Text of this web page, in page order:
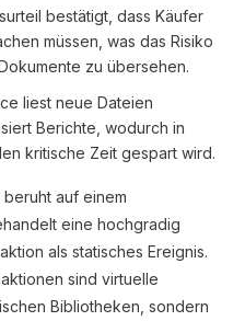
bestätigt, dass Käufer
müssen, was das Risiko
zu übersehen.
liest neue Dateien
Berichte, wodurch in
kritische Zeit gespart wird.
auf einem
eine hochgradig
als statisches Ereignis.
sind virtuelle
Bibliotheken, sondern